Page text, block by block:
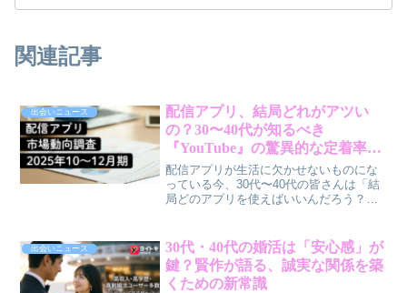
関連記事
出会いニュース
配信アプリ、結局どれがアツい
の？30〜40代が知るべき
『YouTube』の驚異的な定着率
と、次に来る注目株
配信アプリが生活に欠かせないものにな
っている今、30代〜40代の皆さんは「結
局どのアプリを使えばいいんだろう？」
実態と、独自の魅力でユーザーを惹きつ
ける注目のアプリについて、本音で解説
します。
出会いニュース
30代・40代の婚活は「安心感」が
鍵？賢作が語る、誠実な関係を築
くための新常識